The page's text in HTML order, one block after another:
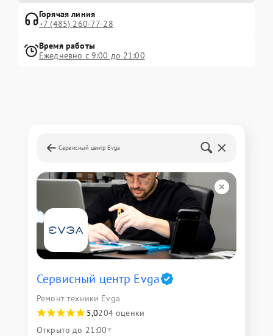
Горячая линия
+7 (485) 260-77-28
Время работы
Ежедневно с 9:00 до 21:00
Сервисный центр Evga
Сервисный центр Evga
Ремонт техники Evga
5,0204 оценки
Открыто до 21:00